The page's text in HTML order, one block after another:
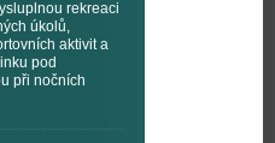
rekreaci
úkolů,
aktivit a
pod
při nočních